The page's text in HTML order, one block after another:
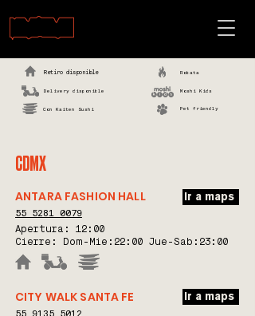
Retiro disponible
Delivery disponible
Con Kaiten Sushi
Robata
Moshi Kids
Pet friendly
CDMX
ANTARA FASHION HALL Ir a maps
55 5281 0079
Apertura: 12:00
Cierre: Dom-Mie:22:00 Jue-Sab:23:00
CITY WALK SANTA FE Ir a maps